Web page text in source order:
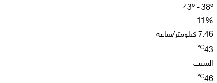
43º - 38º
11%
7.46 كيلومتر/ساعة
43
℃
السبت
46
℃